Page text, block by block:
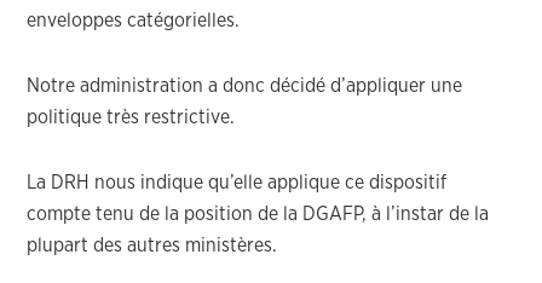
enveloppes catégorielles.
Notre administration a donc décidé d’appliquer une
politique très restrictive.
La DRH nous indique qu’elle applique ce dispositif
compte tenu de la position de la DGAFP, à l’instar de la
plupart des autres ministères.